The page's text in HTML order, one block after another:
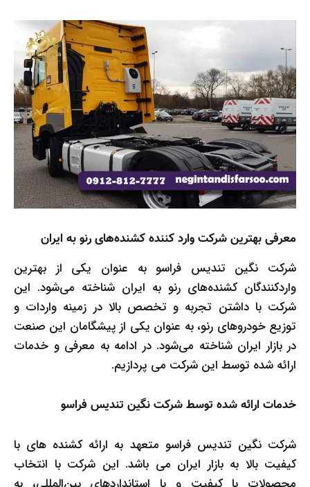
معرفی بهترین شرکت وارد کننده کشنده‌های رنو به ایران
شرکت نگین تندیس فراسو به عنوان یکی از بهترین
واردکنندگان کشنده‌های رنو به ایران شناخته می‌شود. این
شرکت با داشتن تجربه و تخصص بالا در زمینه واردات و
توزیع خودروهای رنو، به عنوان یکی از پیشگامان این صنعت
در بازار ایران شناخته می‌شود. در ادامه به معرفی و خدمات
ارائه شده توسط این شرکت می پردازیم.
خدمات ارائه شده توسط شرکت نگین تندیس فراسو
شرکت نگین تندیس فراسو متعهد به ارائه کشنده های با
کیفیت بالا به بازار ایران می باشد. این شرکت با انتخاب